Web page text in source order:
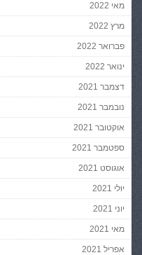
מאי 2022
מרץ 2022
פברואר 2022
ינואר 2022
דצמבר 2021
נובמבר 2021
אוקטובר 2021
ספטמבר 2021
אוגוסט 2021
יולי 2021
יוני 2021
מאי 2021
אפריל 2021